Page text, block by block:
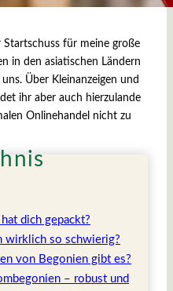
Startschuss für meine große
in den asiatischen Ländern
Über Kleinanzeigen und
ihr aber auch hierzulande
Onlinehandel nicht zu
dich gepackt?
wirklich so schwierig?
von Begonien gibt es?
– robust und